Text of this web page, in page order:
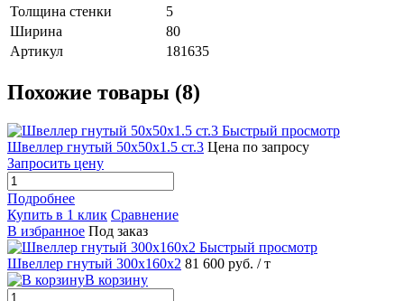
Толщина стенки
5
Ширина
80
Артикул
181635
Похожие товары (8)
Быстрый просмотр
Швеллер гнутый 50х50х1.5 ст.3 Цена по запросу
Запросить цену
Подробнее
Купить в 1 клик Сравнение
В избранное Под заказ
Быстрый просмотр
Швеллер гнутый 300х160х2 81 600 руб. / т
В корзину